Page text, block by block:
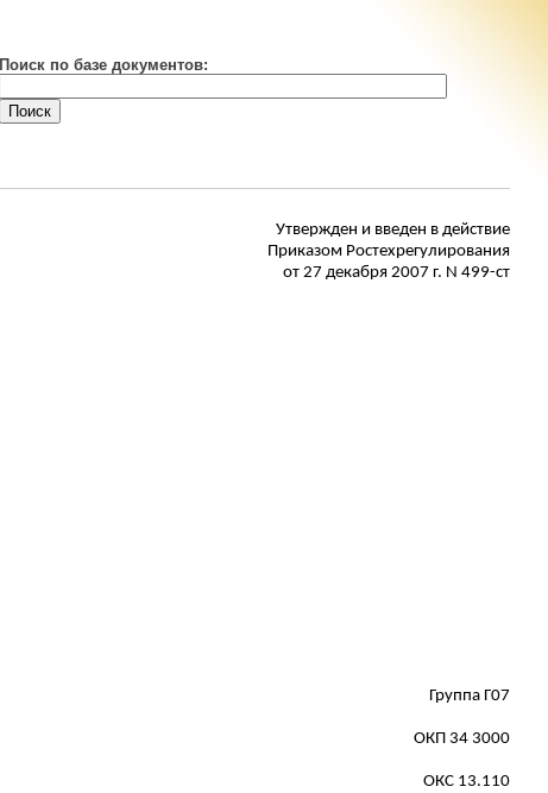
Поиск по базе документов:
Утвержден и введен в действие
Приказом Ростехрегулирования
от 27 декабря 2007 г. N 499-ст
Группа Г07
ОКП 34 3000
ОКС 13.110